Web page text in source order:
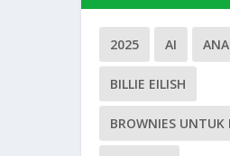
2025 AI
BILLIE EILISH
BROWNIES UNTUK